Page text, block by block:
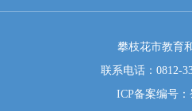
攀枝花市教育
联系电话：0812-
ICP备案编号：